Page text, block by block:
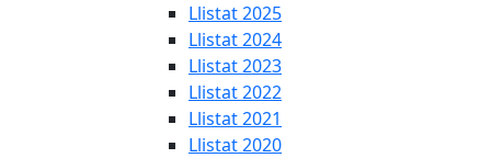
Llistat 2025
Llistat 2024
Llistat 2023
Llistat 2022
Llistat 2021
Llistat 2020